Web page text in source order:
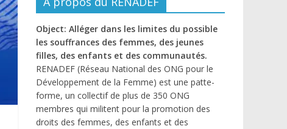
Object: Alléger dans les limites du possible
les souffrances des femmes, des jeunes
filles, des enfants et des communautés.
RENADEF (Réseau National des ONG pour le
Développement de la Femme) est une patte-
forme, un collectif de plus de 350 ONG
membres qui militent pour la promotion des
droits des femmes, des enfants et des